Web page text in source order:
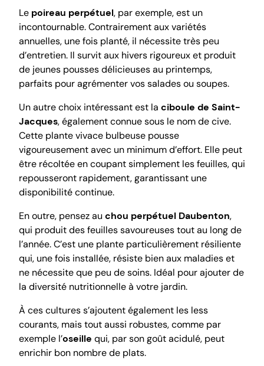
Le poireau perpétuel, par exemple, est un
incontournable. Contrairement aux variétés
annuelles, une fois planté, il nécessite très peu
d’entretien. Il survit aux hivers rigoureux et produit
de jeunes pousses délicieuses au printemps,
parfaits pour agrémenter vos salades ou soupes.
Un autre choix intéressant est la ciboule de Saint-
Jacques, également connue sous le nom de cive.
Cette plante vivace bulbeuse pousse
vigoureusement avec un minimum d’effort. Elle peut
être récoltée en coupant simplement les feuilles, qui
repousseront rapidement, garantissant une
disponibilité continue.
En outre, pensez au chou perpétuel Daubenton,
qui produit des feuilles savoureuses tout au long de
l’année. C’est une plante particulièrement résiliente
qui, une fois installée, résiste bien aux maladies et
ne nécessite que peu de soins. Idéal pour ajouter de
la diversité nutritionnelle à votre jardin.
À ces cultures s’ajoutent également les less
courants, mais tout aussi robustes, comme par
exemple l’oseille qui, par son goût acidulé, peut
enrichir bon nombre de plats.